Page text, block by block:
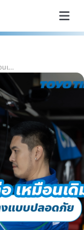
ปะยางตรงไหนก็ได้ ใช้ต่อ เหมือนเดิม จริงไหม? เข้าใจข้อจำกัดการปะยางแบบปลอดภัย